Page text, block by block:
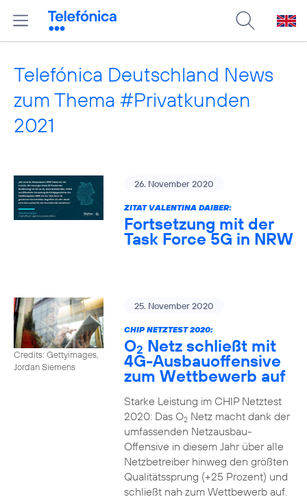
Telefónica Deutschland News
zum Thema #Privatkunden
2021
26. November 2020
ZITAT VALENTINA DAIBER:
Fortsetzung mit der
Task Force 5G in NRW
Credits: Gettyimages,
Jordan Siemens
25. November 2020
CHIP NETZTEST 2020:
O2 Netz schließt mit
4G-Ausbauoffensive
zum Wettbewerb auf
Starke Leistung im CHIP Netztest
2020: Das O2Netz macht dank der
umfassenden Netzausbau-
Offensive in diesem Jahr über alle
Netzbetreiber hinweg den größten
Qualitätssprung (+25 Prozent) und
schließt nah zum Wettbewerb auf.